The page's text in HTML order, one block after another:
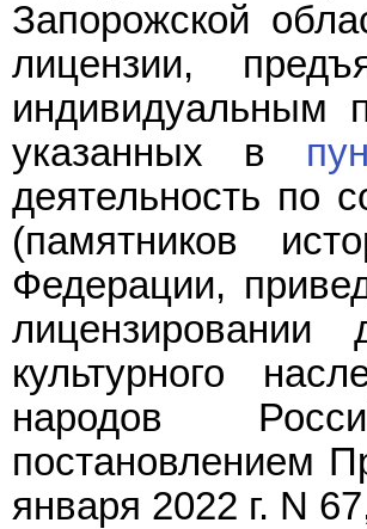
Запорожской
лицензии,
индивидуальным
указанных в
деятельность по
(памятников
Федерации,
лицензировании
культурного
народов
постановлением
января 2022 г. N